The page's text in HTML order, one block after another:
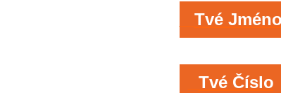
Tvé Jméno
Tvé Číslo